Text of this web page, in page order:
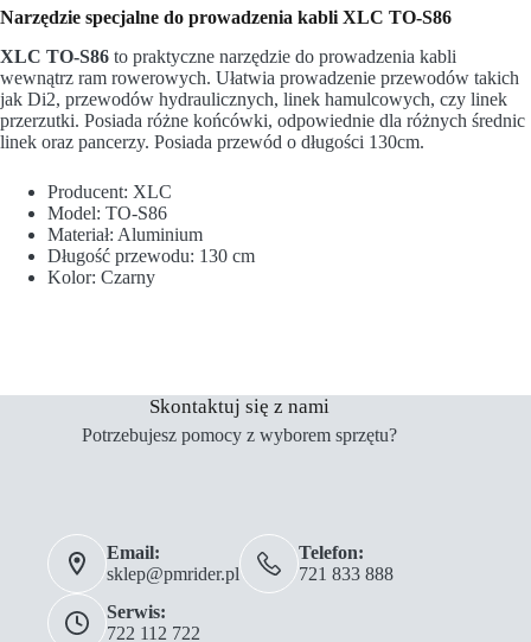
Narzędzie specjalne do prowadzenia kabli XLC TO-S86
XLC TO-S86 to praktyczne narzędzie do prowadzenia kabli
wewnątrz ram rowerowych. Ułatwia prowadzenie przewodów takich
jak Di2, przewodów hydraulicznych, linek hamulcowych, czy linek
przerzutki. Posiada różne końcówki, odpowiednie dla różnych średnic
linek oraz pancerzy. Posiada przewód o długości 130cm.
Producent: XLC
Model: TO-S86
Materiał: Aluminium
Długość przewodu: 130 cm
Kolor: Czarny
Skontaktuj się z nami
Potrzebujesz pomocy z wyborem sprzętu?
Email:
sklep@pmrider.pl
Telefon:
721 833 888
Serwis:
722 112 722